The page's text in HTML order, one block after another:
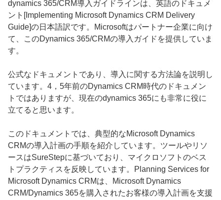
dynamics 365/CRM導入ガイドラインは、英語のドキュメ
ント[Implementing Microsoft Dynamics CRM Delivery
Guide]の日本語訳です。Microsoftはパートナー企業に向け
て、このDynamics 365/CRMの導入ガイドを提供していま
す。
公式なドキュメントであり、導入に関する方法論を説明し
ています。4，5年前のDynamics CRM時代のドキュメン
トではありますが、現在のdynamics 365にも非常に役に
立てると思います。
このドキュメントでは、典型的なMicrosoft Dynamics
CRMの導入計画の手順を紹介しています。ツールやリソ
ースはSureStepに基づいており、マイクロソフトのベス
トプラクティスを反映しています。Planning Services for
Microsoft Dynamics CRMは、Microsoft Dynamics
CRM/Dynamics 365を購入されたお客様の導入計画を支援